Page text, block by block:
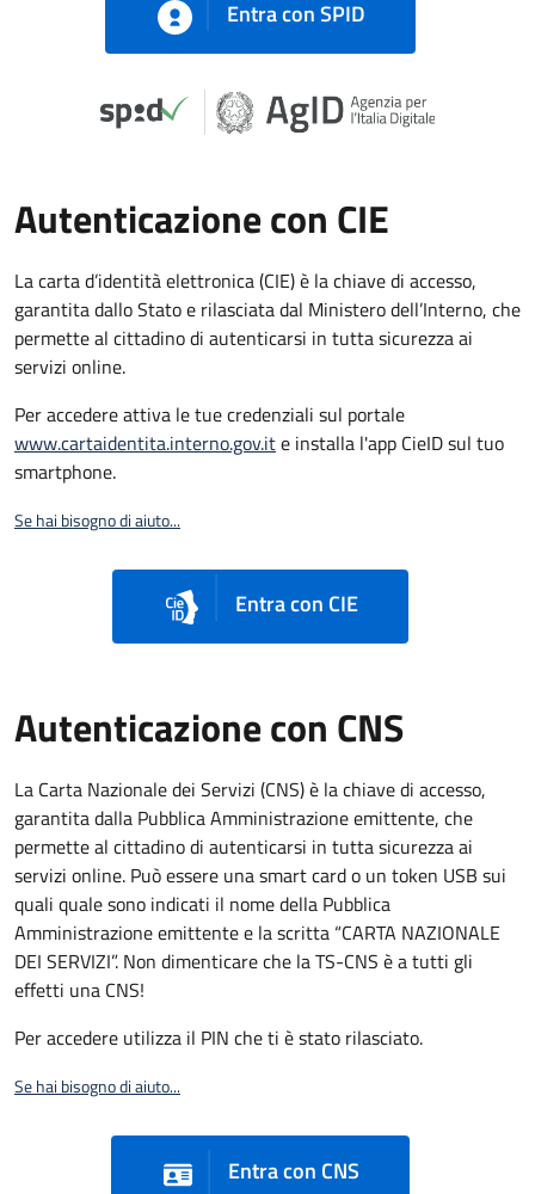
Entra con SPID
Autenticazione con CIE
La carta d’identità elettronica (CIE) è la chiave di accesso,
garantita dallo Stato e rilasciata dal Ministero dell’Interno, che
permette al cittadino di autenticarsi in tutta sicurezza ai
servizi online.
Per accedere attiva le tue credenziali sul portale
www.cartaidentita.interno.gov.ite installa l'app CieID sul tuo
smartphone.
Se hai bisogno di aiuto...
Entra con CIE
Autenticazione con CNS
La Carta Nazionale dei Servizi (CNS) è la chiave di accesso,
garantita dalla Pubblica Amministrazione emittente, che
permette al cittadino di autenticarsi in tutta sicurezza ai
servizi online. Può essere una smart card o un token USB sui
quali quale sono indicati il nome della Pubblica
Amministrazione emittente e la scritta “CARTA NAZIONALE
DEI SERVIZI”. Non dimenticare che la TS-CNS è a tutti gli
effetti una CNS!
Per accedere utilizza il PIN che ti è stato rilasciato.
Se hai bisogno di aiuto...
Entra con CNS